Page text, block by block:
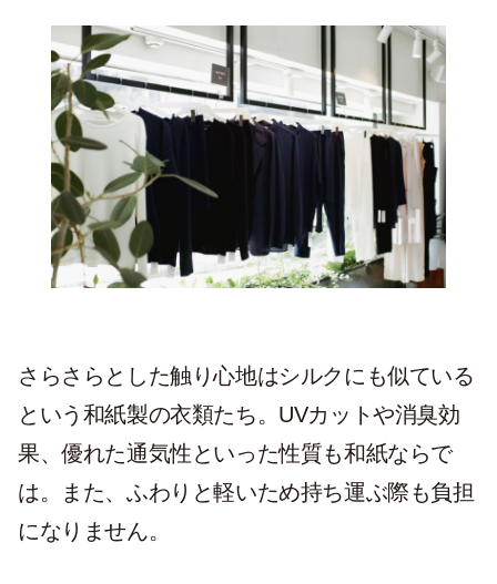
さらさらとした触り心地はシルクにも似ている
という和紙製の衣類たち。UVカットや消臭効
果、優れた通気性といった性質も和紙ならで
は。また、ふわりと軽いため持ち運ぶ際も負担
になりません。